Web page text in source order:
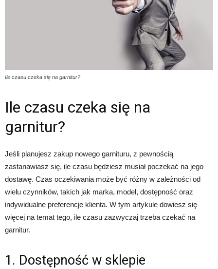
Ile czasu czeka się na garnitur?
Ile czasu czeka się na
garnitur?
Jeśli planujesz zakup nowego garnituru, z pewnością
zastanawiasz się, ile czasu będziesz musiał poczekać na jego
dostawę. Czas oczekiwania może być różny w zależności od
wielu czynników, takich jak marka, model, dostępność oraz
indywidualne preferencje klienta. W tym artykule dowiesz się
więcej na temat tego, ile czasu zazwyczaj trzeba czekać na
garnitur.
1. Dostępność w sklepie